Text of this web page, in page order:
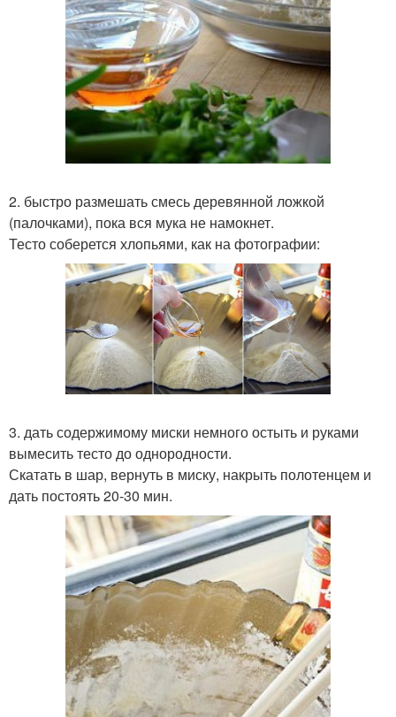
2. быстро размешать смесь деревянной ложкой
(палочками), пока вся мука не намокнет.
Тесто соберется хлопьями, как на фотографии:
3. дать содержимому миски немного остыть и руками
вымесить тесто до однородности.
Скатать в шар, вернуть в миску, накрыть полотенцем и
дать постоять 20-30 мин.